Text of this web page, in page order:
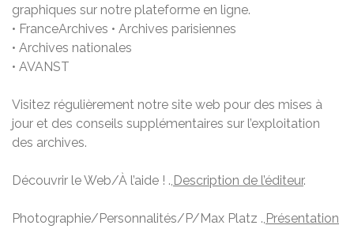
graphiques sur notre plateforme en ligne.
• FranceArchives • Archives parisiennes
• Archives nationales
• AVANST
Visitez régulièrement notre site web pour des mises à
jour et des conseils supplémentaires sur l’exploitation
des archives.
Découvrir le Web/À l’aide ! ., Description de l’éditeur.
Photographie/Personnalités/P/Max Platz ., Présentation